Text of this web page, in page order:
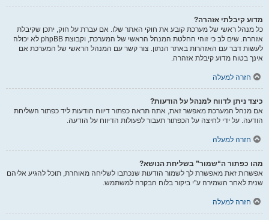
מדוע קיבלתי אזהרה?
כל מנהל ראשי של מערכת קובע את חוקי האתר שלו. אם עברת על חוק, יתכן שקיבלת
אזהרה. שים לב כי זוהי החלטת המנהל הראשי של המערכת, וקבוצת phpBB לא יכולה
לעשות דבר עם האזהרות באתר הנתון. צור קשר עם המנהל הראשי של המערכת אם
אינך בטוח מדוע קיבלת אזהרה.
חזרה למעלה
כיצד ניתן לדווח למנהל על הודעות?
אם מנהל המערכת מאפשר זאת, אתה תראה כפתור דיווח הודעות ליד כפתור השליחת
הודעה. על ידי לחיצה על הכפתור תעבור לפעולות הדיווח על הודעה.
חזרה למעלה
מהו כפתור ה“שמור” בשליחת הנושא?
אפשרות זאת מאפשרת לך לשמור הודעות שנכתבו לשליחה מאוחרת, תוכל להגיע אליהם
שנית לאחר השמירה ע"י ביקור בלוח הבקרה למשתמש.
חזרה למעלה